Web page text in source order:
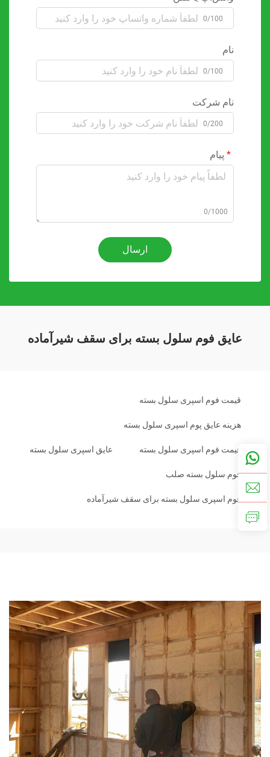
0/100
نام
0/100
نام شرکت
0/200
پیام
0/1000
ارسال
عایق فوم سلول بسته برای سقف شیرآماده
قیمت فوم اسپری سلول بسته
هزینه عایق پوم اسپری سلول بسته
قیمت فوم اسپری سلول بسته عایق اسپری سلول بسته
فوم سلول بسته صلب
فوم اسپری سلول بسته برای سقف شیرآماده